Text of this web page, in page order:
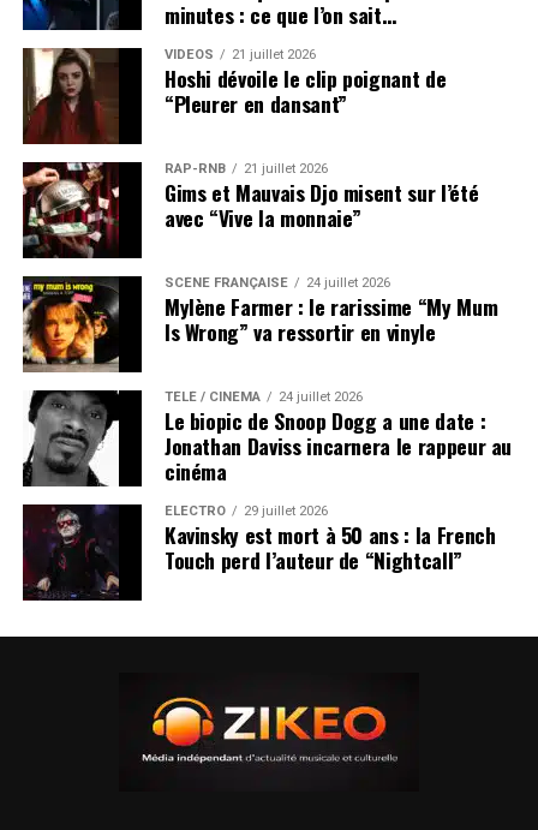
minutes : ce que l’on sait…
VIDEOS 21 juillet 2026
Hoshi dévoile le clip poignant de
“Pleurer en dansant”
RAP-RNB 21 juillet 2026
Gims et Mauvais Djo misent sur l’été
avec “Vive la monnaie”
SCÈNE FRANÇAISE 24 juillet 2026
Mylène Farmer : le rarissime “My Mum
Is Wrong” va ressortir en vinyle
TÉLÉ / CINÉMA 24 juillet 2026
Le biopic de Snoop Dogg a une date :
Jonathan Daviss incarnera le rappeur au
cinéma
ÉLECTRO 29 juillet 2026
Kavinsky est mort à 50 ans : la French
Touch perd l’auteur de “Nightcall”